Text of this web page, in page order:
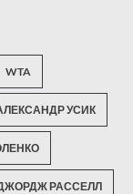
WTA
УСИК
РАССЕЛЛ